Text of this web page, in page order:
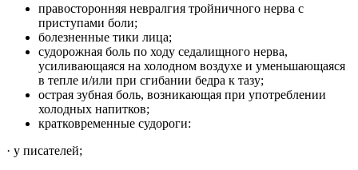
правосторонняя невралгия тройничного нерва с
приступами боли;
болезненные тики лица;
судорожная боль по ходу седалищного нерва,
усиливающаяся на холодном воздухе и уменьшающаяся
в тепле и/или при сгибании бедра к тазу;
острая зубная боль, возникающая при употреблении
холодных напитков;
кратковременные судороги:
· у писателей;